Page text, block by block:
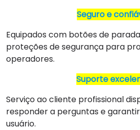
Seguro e
Equipados com botões de
proteções de segurança para
operadores.
Suporte
Serviço ao cliente profissional
responder a perguntas e
usuário.